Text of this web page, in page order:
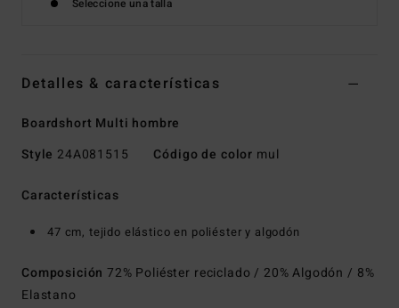
Seleccione una talla
Detalles & características
Boardshort Multi hombre
Style 24A081515 Código de color mul
Características
47 cm, tejido elástico en poliéster y algodón
Composición72% Poliéster reciclado / 20% Algodón / 8%
Elastano